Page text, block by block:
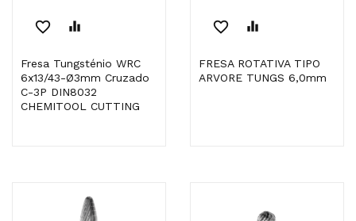
favorite_border equalizer
Fresa Tungsténio WRC
6x13/43-Ø3mm Cruzado
C-3P DIN8032
CHEMITOOL CUTTING
favorite_border equalizer
FRESA ROTATIVA TIPO
ARVORE TUNGS 6,0mm